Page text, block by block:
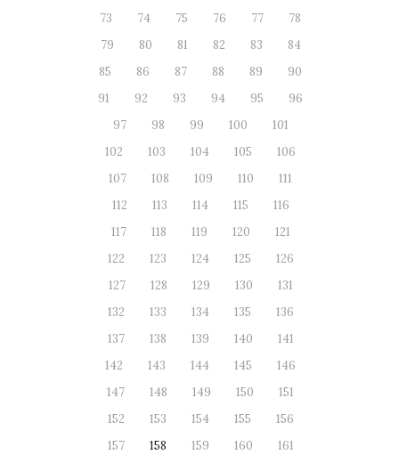
73
74 75 76 77
78
79
80 81 82 83
84
85
86 87 88 89
90
91
92 93 94 95
96
97
98 99 100
101
102
103 104 105
106
107
108 109 110
111
112
113 114 115
116
117
118 119 120
121
122
123 124 125
126
127
128 129 130
131
132
133 134 135
136
137
138 139 140
141
142
143 144 145
146
147
148 149 150
151
152
153 154 155
156
157
158 159 160
161